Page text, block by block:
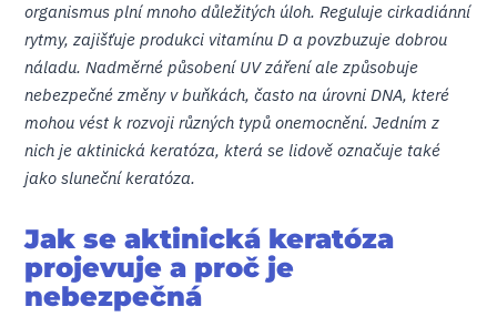
organismus plní mnoho důležitých úloh. Reguluje cirkadiánní
rytmy, zajišťuje produkci vitamínu D a povzbuzuje dobrou
náladu. Nadměrné působení UV záření ale způsobuje
nebezpečné změny v buňkách, často na úrovni DNA, které
mohou vést k rozvoji různých typů onemocnění. Jedním z
nich je aktinická keratóza, která se lidově označuje také
jako sluneční keratóza.
Jak se aktinická keratóza
projevuje a proč je
nebezpečná